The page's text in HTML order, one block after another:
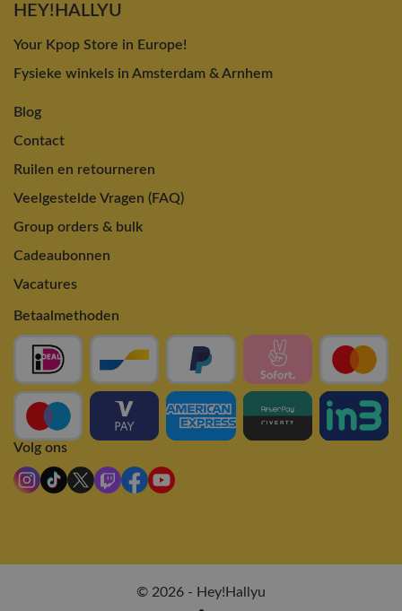
HEY!HALLYU
Your Kpop Store in Europe!
Fysieke winkels in Amsterdam & Arnhem
Blog
Contact
Ruilen en retourneren
Veelgestelde Vragen (FAQ)
Group orders & bulk
Cadeaubonnen
Vacatures
Betaalmethoden
Volg ons
© 2026 - Hey!Hallyu